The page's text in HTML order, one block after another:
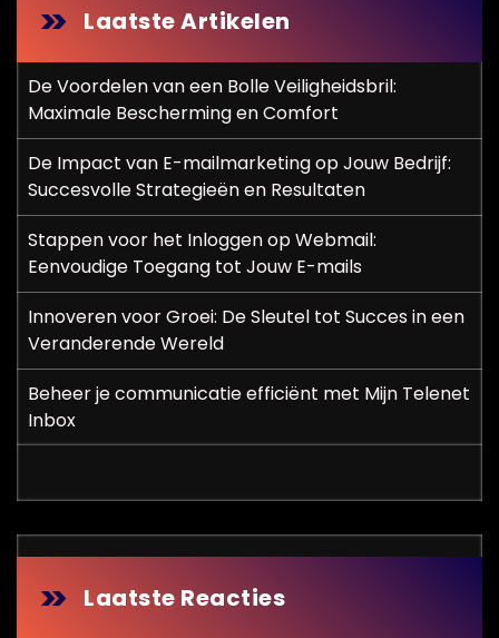
Laatste Artikelen
De Voordelen van een Bolle Veiligheidsbril:
Maximale Bescherming en Comfort
De Impact van E-mailmarketing op Jouw Bedrijf:
Succesvolle Strategieën en Resultaten
Stappen voor het Inloggen op Webmail:
Eenvoudige Toegang tot Jouw E-mails
Innoveren voor Groei: De Sleutel tot Succes in een
Veranderende Wereld
Beheer je communicatie efficiënt met Mijn Telenet
Inbox
Laatste Reacties